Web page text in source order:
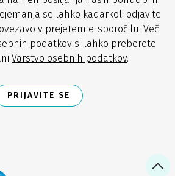
se lahko kadarkoli odjavite
v prejetem e-sporočilu. Več
podatkov si lahko preberete
Varstvo osebnih podatkov.
PRIJAVITE SE